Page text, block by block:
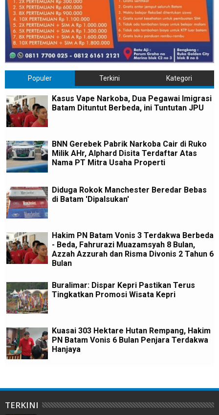
Populer Terkini Kategori
Kasus Vape Narkoba, Dua Pegawai Imigrasi
Batam Dituntut Berbeda, ini Tuntutan JPU
BNN Gerebek Pabrik Narkoba Cair di Ruko
Milik AHr, Alphard Disita Terdaftar Atas
Nama PT Mitra Usaha Properti
Diduga Rokok Manchester Beredar Bebas
di Batam 'Dipalsukan'
Hakim PN Batam Vonis 3 Terdakwa Berbeda
- Beda, Fahrurazi Muazamsyah 8 Bulan,
Azzah Azzurah dan Risma Divonis 2 Tahun 6
Bulan
Buralimar: Dispar Kepri Pastikan Terus
Tingkatkan Promosi Wisata Kepri
Kuasai 303 Hektare Hutan Rempang, Hakim
PN Batam Vonis 6 Bulan Penjara Terdakwa
Hanjaya
TERKINI